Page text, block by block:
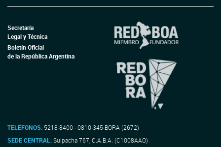
Secretaría
Legal y Técnica
Boletín Oficial
de la República Argentina
TELÉFONOS: 5218-8400 - 0810-345-BORA (2672)
SEDE CENTRAL:Suipacha 767, C.A.B.A. (C1008AAO)